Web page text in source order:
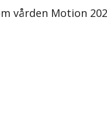
Motion